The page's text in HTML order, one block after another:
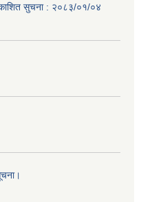
सुचना : २०८३/०१/०४